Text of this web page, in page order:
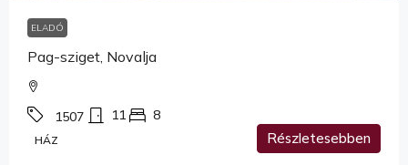
ELADÓ
Pag-sziget, Novalja
1507 11 8
HÁZ Részletesebben